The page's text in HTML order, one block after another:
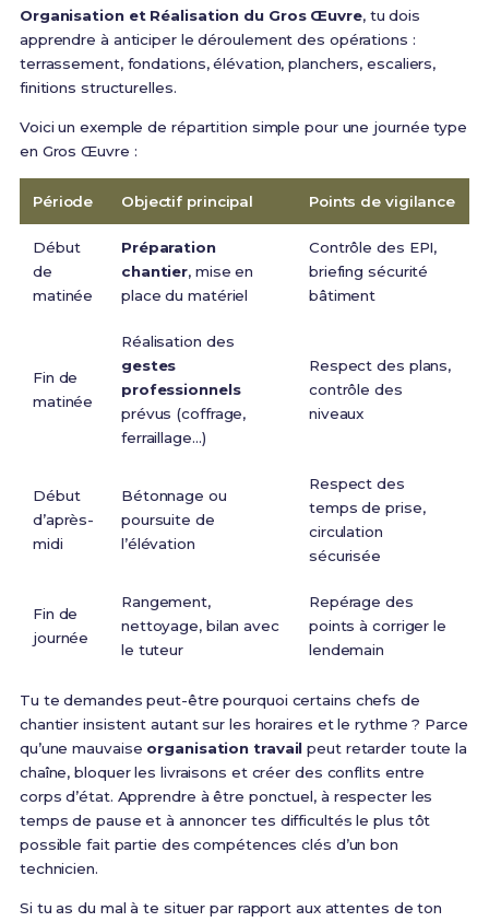
Organisation et Réalisation du Gros Œuvre, tu dois
apprendre à anticiper le déroulement des opérations :
terrassement, fondations, élévation, planchers, escaliers,
finitions structurelles.
Voici un exemple de répartition simple pour une journée type
en Gros Œuvre :
Période Objectif principal Points de vigilance
Début
de
matinée
Préparation
chantier, mise en
place du matériel
Contrôle des EPI,
briefing sécurité
bâtiment
Fin de
matinée
Réalisation des
gestes
professionnels
prévus (coffrage,
ferraillage…)
Respect des plans,
contrôle des
niveaux
Début
d’après-
midi
Bétonnage ou
poursuite de
l’élévation
Respect des
temps de prise,
circulation
sécurisée
Fin de
journée
Rangement,
nettoyage, bilan avec
le tuteur
Repérage des
points à corriger le
lendemain
Tu te demandes peut-être pourquoi certains chefs de
chantier insistent autant sur les horaires et le rythme ? Parce
qu’une mauvaise organisation travail peut retarder toute la
chaîne, bloquer les livraisons et créer des conflits entre
corps d’état. Apprendre à être ponctuel, à respecter les
temps de pause et à annoncer tes difficultés le plus tôt
possible fait partie des compétences clés d’un bon
technicien.
Si tu as du mal à te situer par rapport aux attentes de ton